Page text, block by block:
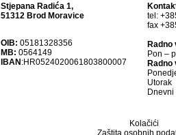
Stjepana Radića 1,
51312 Brod Moravice
OIB: 05181328356
MB: 0564149
IBAN:HR0524020061803800007
tel:
fax
Radno
Pon –
Radno
Utorak
Dnevni
Kolačići
Zaštita osobnih